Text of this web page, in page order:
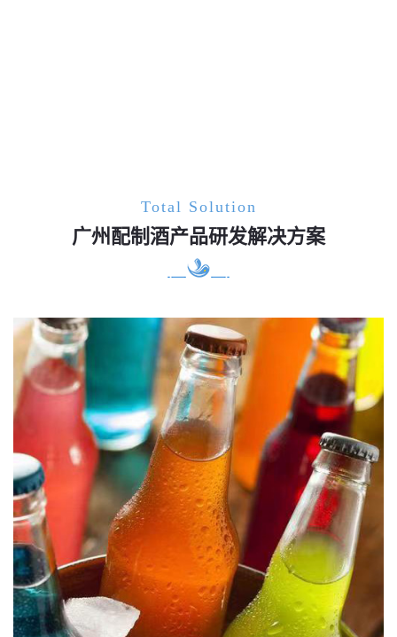
Total Solution
广州配制酒产品研发解决方案